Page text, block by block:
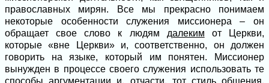
православных мирян. Все мы прекрасно понимаем
некоторые особенности служения миссионера – он
обращает свое слово к людям далеким от Церкви,
которые «вне Церкви» и, соответственно, он должен
говорить на языке, который им понятен. Миссионер
вынужден в процессе своего служения использовать те
способы аргументации и, отчасти, тот стиль общения,